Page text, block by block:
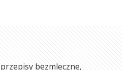
przepisy bezmleczne